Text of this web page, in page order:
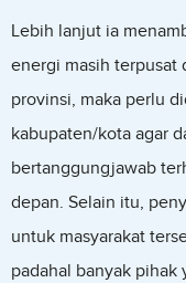
Lebih lanjut ia
energi masih terpusat
provinsi, maka perlu
kabupaten/kota agar
bertanggungjawab
depan. Selain itu,
untuk masyarakat
padahal banyak